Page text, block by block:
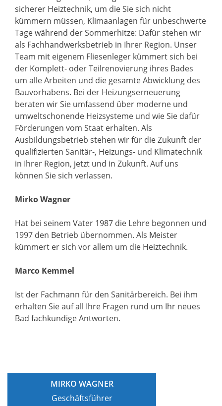
sicherer Heiztechnik, um die Sie sich nicht
kümmern müssen, Klimaanlagen für unbeschwerte
Tage während der Sommerhitze: Dafür stehen wir
als Fachhandwerksbetrieb in Ihrer Region. Unser
Team mit eigenem Fliesenleger kümmert sich bei
der Komplett- oder Teilrenovierung ihres Bades
um alle Arbeiten und die gesamte Abwicklung des
Bauvorhabens. Bei der Heizungserneuerung
beraten wir Sie umfassend über moderne und
umweltschonende Heizsysteme und wie Sie dafür
Förderungen vom Staat erhalten. Als
Ausbildungsbetrieb stehen wir für die Zukunft der
qualifizierten Sanitär-, Heizungs- und Klimatechnik
in Ihrer Region, jetzt und in Zukunft. Auf uns
können Sie sich verlassen.
Mirko Wagner
Hat bei seinem Vater 1987 die Lehre begonnen und
1997 den Betrieb übernommen. Als Meister
kümmert er sich vor allem um die Heiztechnik.
Marco Kemmel
Ist der Fachmann für den Sanitärbereich. Bei ihm
erhalten Sie auf all Ihre Fragen rund um Ihr neues
Bad fachkundige Antworten.
MIRKO WAGNER
Geschäftsführer